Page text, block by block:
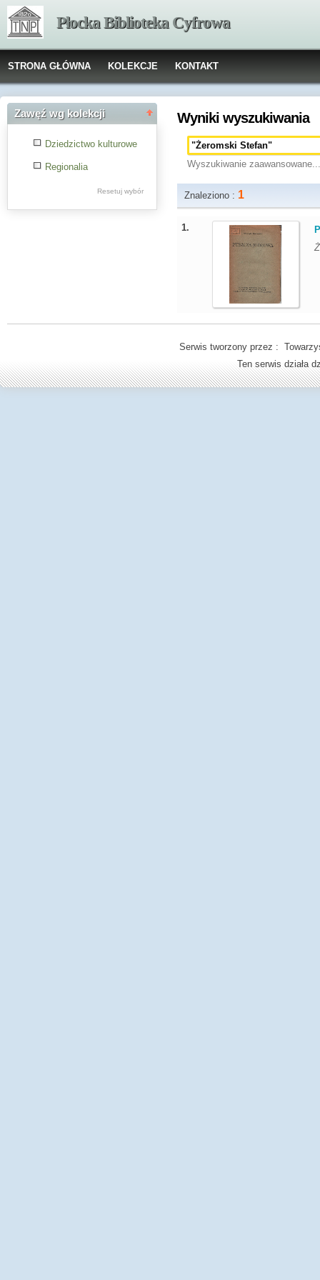
Płocka Biblioteka Cyfrowa
STRONA GŁÓWNA KOLEKCJE KONTAKT
Zawęź wg kolekcji
Dziedzictwo kulturowe
Regionalia
Resetuj wybór
Wyniki wyszukiwania
Wyszukiwanie zaawansowane...
Znaleziono : 1
1.
Serwis tworzony przez :
Ten serwis działa